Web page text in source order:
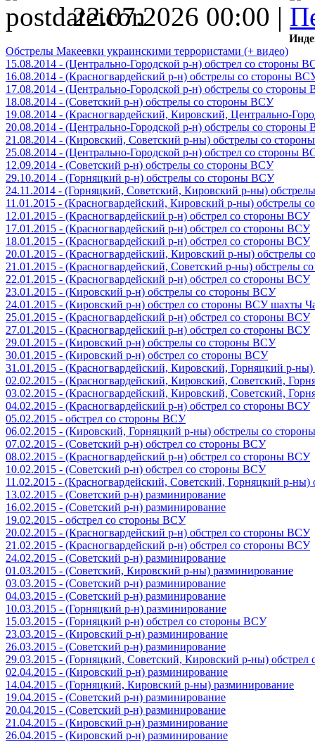
22.07.2026 00:00 |
Обстрелы Макеевки украинскими террористами (+ видео)
15.08.2014 - (Центрально-Городской р-н) обстрел со стороны
16.08.2014 - (Красногвардейский р-н) обстрелы со стороны
17.08.2014 - (Центрально-Городской р-н) обстрелы со стороны
18.08.2014 - (Советский р-н) обстрелы со стороны ВСУ
19.08.2014 - (Красногвардейский, Кировский, Центрально-
20.08.2014 - (Центрально-Городской р-н) обстрелы со стороны
21.08.2014 - (Кировский, Советский р-ны) обстрелы со
25.08.2014 - (Центрально-Городской р-н) обстрел со стороны
12.09.2014 - (Советский р-н) обстрелы со стороны ВСУ
29.10.2014 - (Горняцкий р-н) обстрелы со стороны ВСУ
24.11.2014 - (Горняцкий, Советский, Кировский р-ны)
11.01.2015 - (Красногвардейский, Кировский р-ны) обстрелы
12.01.2015 - (Красногвардейский р-н) обстрел со стороны ВСУ
17.01.2015 - (Красногвардейский р-н) обстрел со стороны ВСУ
18.01.2015 - (Красногвардейский р-н) обстрел со стороны ВСУ
20.01.2015 - (Красногвардейский, Кировский р-ны) обстрелы
21.01.2015 - (Красногвардейский, Советский р-ны) обстрелы
22.01.2015 - (Красногвардейский р-н) обстрел со стороны ВСУ
23.01.2015 - (Кировский р-н) обстрелы со стороны ВСУ
24.01.2015 - (Кировский р-н) обстрел со стороны ВСУ шахты
25.01.2015 - (Красногвардейский р-н) обстрел со стороны ВСУ
27.01.2015 - (Красногвардейский р-н) обстрел со стороны ВСУ
29.01.2015 - (Кировский р-н) обстрелы со стороны ВСУ
30.01.2015 - (Кировский р-н) обстрел со стороны ВСУ
31.01.2015 - (Красногвардейский, Кировский, Горняцкий р-
02.02.2015 - (Красногвардейский, Кировский, Советский,
03.02.2015 - (Красногвардейский, Кировский, Советский,
04.02.2015 - (Красногвардейский р-н) обстрел со стороны ВСУ
05.02.2015 - обстрел со стороны ВСУ
06.02.2015 - (Кировский, Горняцкий р-ны) обстрелы со
07.02.2015 - (Советский р-н) обстрел со стороны ВСУ
08.02.2015 - (Красногвардейский р-н) обстрел со стороны ВСУ
10.02.2015 - (Советский р-н) обстрел со стороны ВСУ
11.02.2015 - (Красногвардейский, Советский, Горняцкий р-
13.02.2015 - (Советский р-н) разминирование
16.02.2015 - (Советский р-н) разминирование
19.02.2015 - обстрел со стороны ВСУ
20.02.2015 - (Красногвардейский р-н) обстрел со стороны ВСУ
21.02.2015 - (Красногвардейский р-н) обстрел со стороны ВСУ
24.02.2015 - (Советский р-н) разминирование
01.03.2015 - (Советский, Кировский р-ны) разминирование
03.03.2015 - (Советский р-н) разминирование
04.03.2015 - (Советский р-н) разминирование
10.03.2015 - (Горняцкий р-н) разминирование
15.03.2015 - (Горняцкий р-н) обстрел со стороны ВСУ
23.03.2015 - (Кировский р-н) разминирование
26.03.2015 - (Советский р-н) разминирование
29.03.2015 - (Горняцкий, Советский, Кировский р-ны)
02.04.2015 - (Кировский р-н) разминирование
14.04.2015 - (Горняцкий, Кировский р-ны) разминирование
19.04.2015 - (Советский р-н) разминирование
20.04.2015 - (Советский р-н) разминирование
21.04.2015 - (Кировский р-н) разминирование
26.04.2015 - (Кировский р-н) разминирование